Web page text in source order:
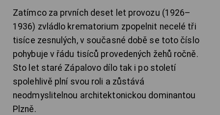
Zatímco za prvních deset let provozu (1926–
1936) zvládlo krematorium zpopelnit necelé tři
tisíce zesnulých, v současné době se toto číslo
pohybuje v řádu tisíců provedených žehů ročně.
Sto let staré Zápalovo dílo tak i po století
spolehlivě plní svou roli a zůstává
neodmyslitelnou architektonickou dominantou
Plzně.